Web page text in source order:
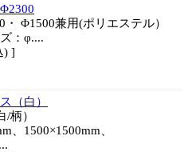
Φ1500兼用(ポリエステル）
：φ....
) ]
（白）
柄）
、1500×1500mm、